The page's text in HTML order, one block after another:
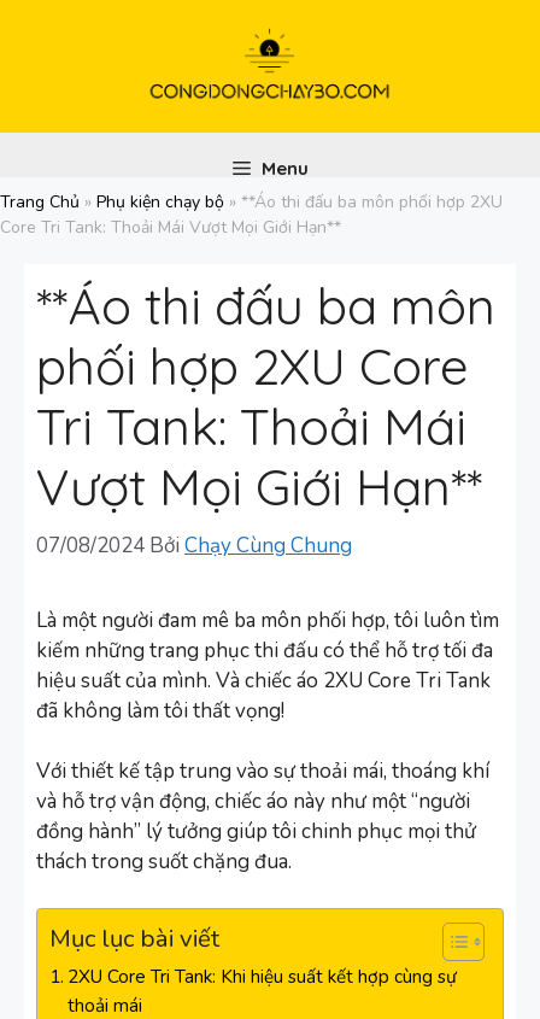
Menu
Trang Chủ » Phụ kiện chạy bộ » **Áo thi đấu ba môn phối hợp 2XU
Core Tri Tank: Thoải Mái Vượt Mọi Giới Hạn**
**Áo thi đấu ba môn
phối hợp 2XU Core
Tri Tank: Thoải Mái
Vượt Mọi Giới Hạn**
07/08/2024 Bởi Chạy Cùng Chung
Là một người đam mê ba môn phối hợp, tôi luôn tìm
kiếm những trang phục thi đấu có thể hỗ trợ tối đa
hiệu suất của mình. Và chiếc áo 2XU Core Tri Tank
đã không làm tôi thất vọng!
Với thiết kế tập trung vào sự thoải mái, thoáng khí
và hỗ trợ vận động, chiếc áo này như một “người
đồng hành” lý tưởng giúp tôi chinh phục mọi thử
thách trong suốt chặng đua.
Mục lục bài viết
2XU Core Tri Tank: Khi hiệu suất kết hợp cùng sự
thoải mái